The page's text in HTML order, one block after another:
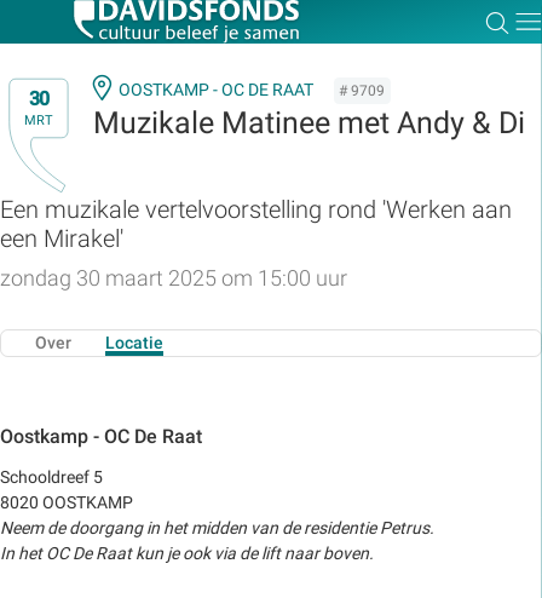
30
MRT
OOSTKAMP - OC DE RAAT # 9709
Muzikale Matinee met Andy & Di
Een muzikale vertelvoorstelling rond 'Werken aan
een Mirakel'
zondag 30 maart 2025 om 15:00 uur
Over Locatie
Oostkamp - OC De Raat
Schooldreef 5
8020 OOSTKAMP
Neem de doorgang in het midden van de residentie Petrus.
In het OC De Raat kun je ook via de lift naar boven.
Zoek: